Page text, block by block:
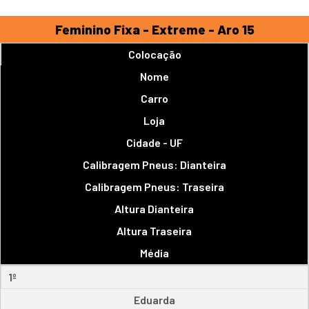
Feminino Fixa - Extreme - Aro 15
Colocação
Nome
Carro
Loja
Cidade - UF
Calibragem Pneus: Dianteira
Calibragem Pneus: Traseira
Altura Dianteira
Altura Traseira
Média
1º
Eduarda